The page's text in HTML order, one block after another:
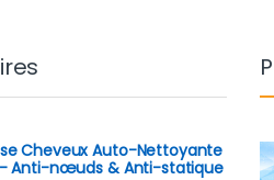
Cheveux Auto-Nettoyante
Anti-nœuds & Anti-statique